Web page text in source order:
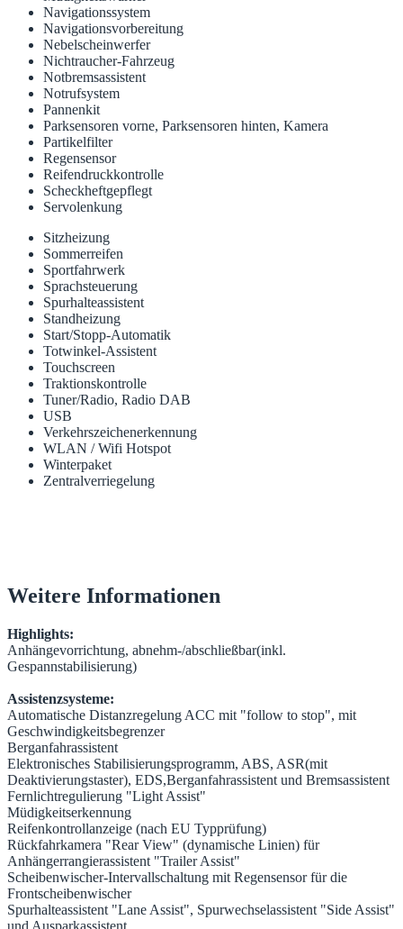
Navigationssystem
Navigationsvorbereitung
Nebelscheinwerfer
Nichtraucher-Fahrzeug
Notbremsassistent
Notrufsystem
Pannenkit
Parksensoren vorne, Parksensoren hinten, Kamera
Partikelfilter
Regensensor
Reifendruckkontrolle
Scheckheftgepflegt
Servolenkung
Sitzheizung
Sommerreifen
Sportfahrwerk
Sprachsteuerung
Spurhalteassistent
Standheizung
Start/Stopp-Automatik
Totwinkel-Assistent
Touchscreen
Traktionskontrolle
Tuner/Radio, Radio DAB
USB
Verkehrszeichenerkennung
WLAN / Wifi Hotspot
Winterpaket
Zentralverriegelung
Weitere Informationen
Highlights:
Anhängevorrichtung, abnehm-/abschließbar(inkl.
Gespannstabilisierung)
Assistenzsysteme:
Automatische Distanzregelung ACC mit "follow to stop", mit
Geschwindigkeitsbegrenzer
Berganfahrassistent
Elektronisches Stabilisierungsprogramm, ABS, ASR(mit
Deaktivierungstaster), EDS,Berganfahrassistent und Bremsassistent
Fernlichtregulierung "Light Assist"
Müdigkeitserkennung
Reifenkontrollanzeige (nach EU Typprüfung)
Rückfahrkamera "Rear View" (dynamische Linien) für
Anhängerrangierassistent "Trailer Assist"
Scheibenwischer-Intervallschaltung mit Regensensor für die
Frontscheibenwischer
Spurhalteassistent "Lane Assist", Spurwechselassistent "Side Assist"